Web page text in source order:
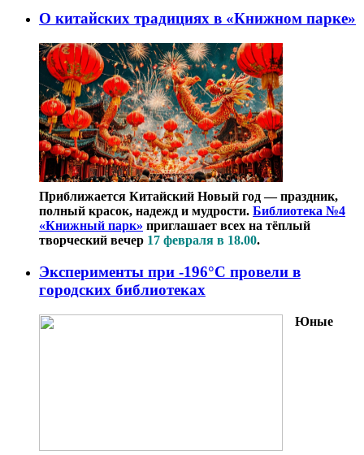
О китайских традициях в «Книжном парке»
Приближается Китайский Новый год — праздник,
полный красок, надежд и мудрости. Библиотека №4
«Книжный парк» приглашает всех на тёплый
творческий вечер 17 февраля в 18.00.
Эксперименты при -196°C провели в
городских библиотеках
Юные